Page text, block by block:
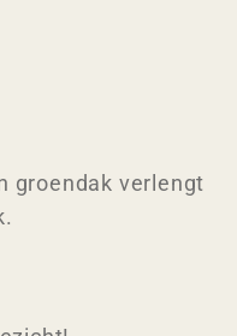
groendak verlengt